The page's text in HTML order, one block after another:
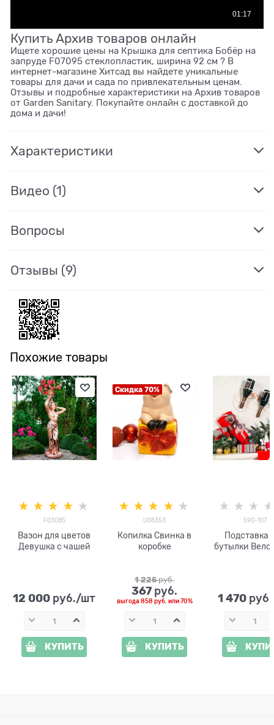
Купить Архив товаров онлайн
Ищете хорошие цены на Крышка для септика Бобёр на
запруде F07095 стеклопластик, ширина 92 см ? В
интернет-магазине Хитсад вы найдете уникальные
товары для дачи и сада по привлекательным ценам.
Отзывы и подробные характеристики на Архив товаров
от Garden Sanitary. Покупайте онлайн с доставкой до
дома и дачи!
Характеристики
Видео (1)
Вопросы
Отзывы (9)
Похожие товары
F03085
Вазон для цветов
Девушка с чашей
12 000 руб./шт
КУПИТЬ
Скидка 70%
U08353
Копилка Свинка в
коробке
1 225 руб.
367 руб.
выгода 858 руб. или70%
КУПИТЬ
590-107
Подставка
бутылки
1 470